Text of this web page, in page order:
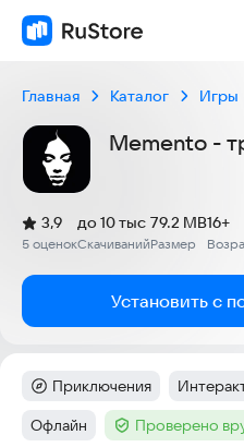
Главная Каталог Игры
Memento -
Рейтинг:
3,9
(
5 оценок
)
Скачиваний
до 10 тыс
Размер
79.2 MB16+
Установить с
Категория:
Приключения Тег:
Тег:
Офлайн Тег :Проверено